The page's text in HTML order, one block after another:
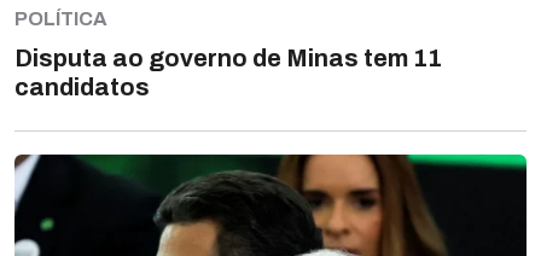
POLÍTICA
Disputa ao governo de Minas tem 11
candidatos